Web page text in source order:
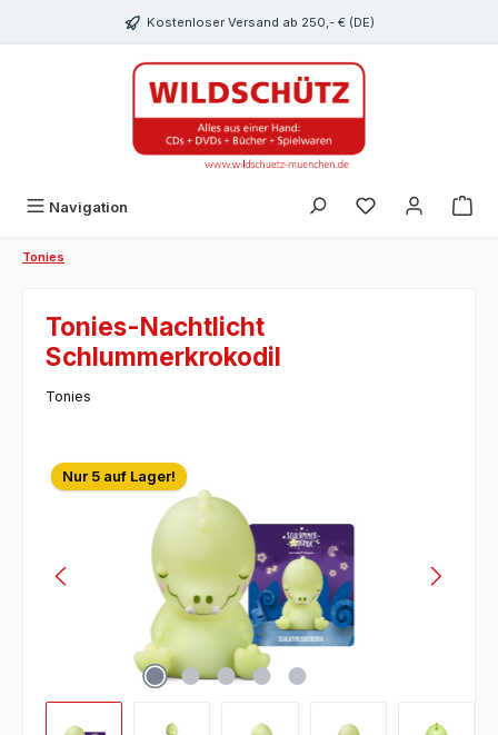
Kostenloser Versand ab 250,- € (DE)
Navigation Du hast 0
Tonies
Tonies-Nachtlicht
Schlummerkrokodil
Tonies
Bildergalerie überspringen
Nur 5 auf Lager!